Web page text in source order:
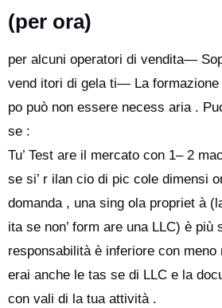
(per ora)
per alcuni operatori di vendita—
vend itori di gela ti— La formazione
po può non essere necess aria .
se :
Tu’ Test are il mercato con 1– 2
se si’ r ilan cio di pic cole dimensi
domanda , una sing ola propriet à
ita se non’ form are una LLC) è
responsabilità è inferiore con meno
erai anche le tas se di LLC e la
con vali di la tua attività .